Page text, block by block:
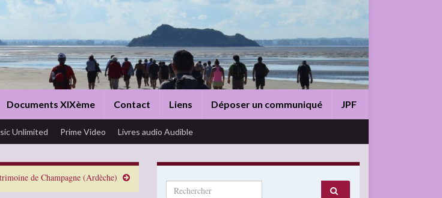
Documents XIXème Contact Liens Déposer un communiqué JPF
Unlimited Prime Video Livres audio Audible
de Champagne (Ardèche)
Search for: